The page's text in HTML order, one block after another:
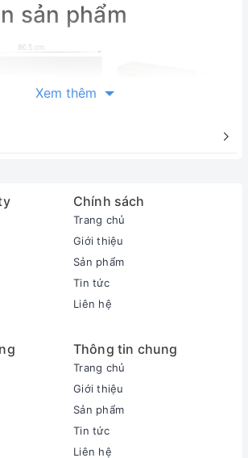
sản phẩm
lạnh)
Xem thêm
Chính sách
Trang chủ
Giới thiệu
Sản phẩm
Tin tức
Liên hệ
Thông tin chung
Trang chủ
Giới thiệu
Sản phẩm
Tin tức
Liên hệ